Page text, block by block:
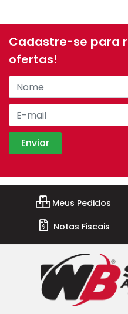
Cadastre-se para
ofertas!
Meus Pedidos
Notas Fiscais